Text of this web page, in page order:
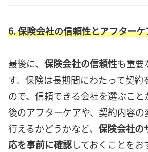
6. 保険会社の信頼性とアフターケ
最後に、 保険会社の信頼性も重要
す。保険は長期間にわたって契約
ので、信頼できる会社を選ぶこと
後のアフターケアや、契約内容の
行えるかどうかなど、 保険会社の
応を事前に確認しておくことをお